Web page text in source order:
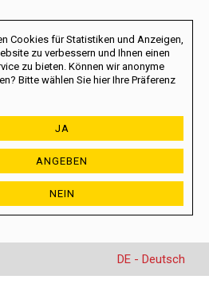
Cookies für Statistiken und Anzeigen,
zu verbessern und Ihnen einen
zu bieten. Können wir anonyme
Bitte wählen Sie hier Ihre Präferenz
JA
ANGEBEN
NEIN
DE - Deutsch